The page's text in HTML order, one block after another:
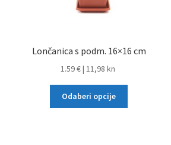
Lončanica s podm. 16×16 cm
1.59 €| 11,98 kn
Odaberi opcije